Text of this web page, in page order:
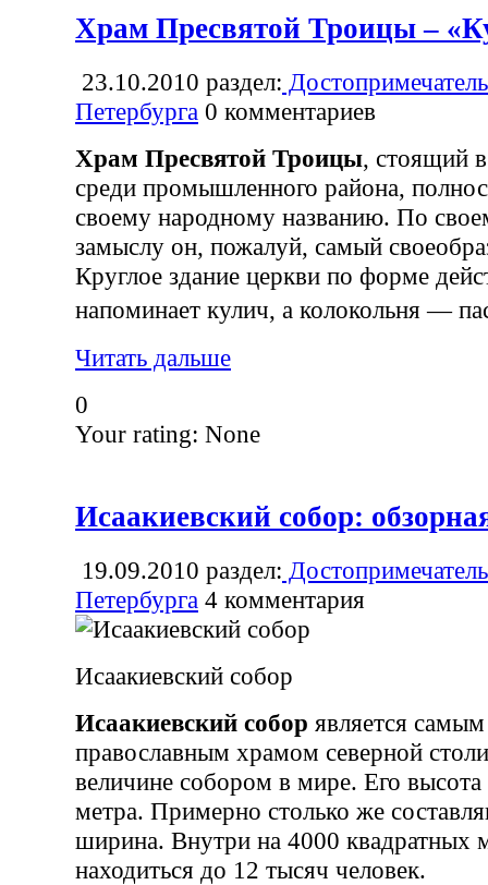
Храм Пресвятой Троицы –
23.10.2010 раздел:
Петербурга 0 комментариев
Храм Пресвятой Троицы, стоящий
среди промышленного района,
своему народному названию. По
замыслу он, пожалуй, самый
Круглое здание церкви по форме
напоминает кулич, а колокольня —
Читать дальше
0
Your rating: None
Исаакиевский собор:
19.09.2010 раздел:
Петербурга 4 комментария
Исаакиевский собор
Исаакиевский собор является
православным храмом северной
величине собором в мире. Его высота
метра. Примерно столько же
ширина. Внутри на 4000 квадратных
находиться до 12 тысяч человек.